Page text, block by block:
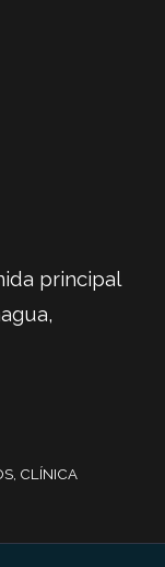
principal
CLÍNICA